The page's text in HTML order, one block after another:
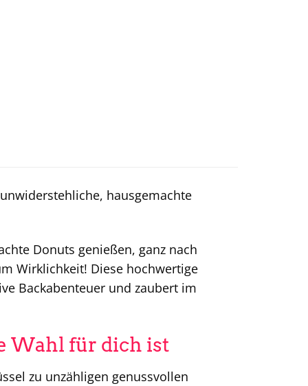
hausgemachte
Donuts genießen, ganz nach
Wirklichkeit! Diese hochwertige
Backabenteuer und zaubert im
Wahl für dich ist
zu unzähligen genussvollen